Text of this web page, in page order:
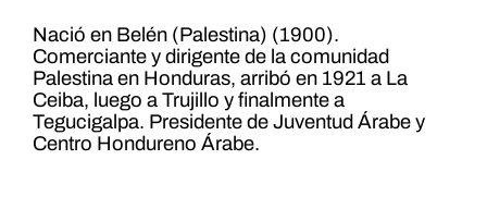
Nació en Belén (Palestina) (1900).
Comerciante y dirigente de la comunidad
Palestina en Honduras, arribó en 1921 a La
Ceiba, luego a Trujillo y finalmente a
Tegucigalpa. Presidente de Juventud Árabe y
Centro Hondureno Árabe.